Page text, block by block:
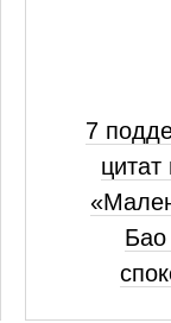
7
цитат
Бао